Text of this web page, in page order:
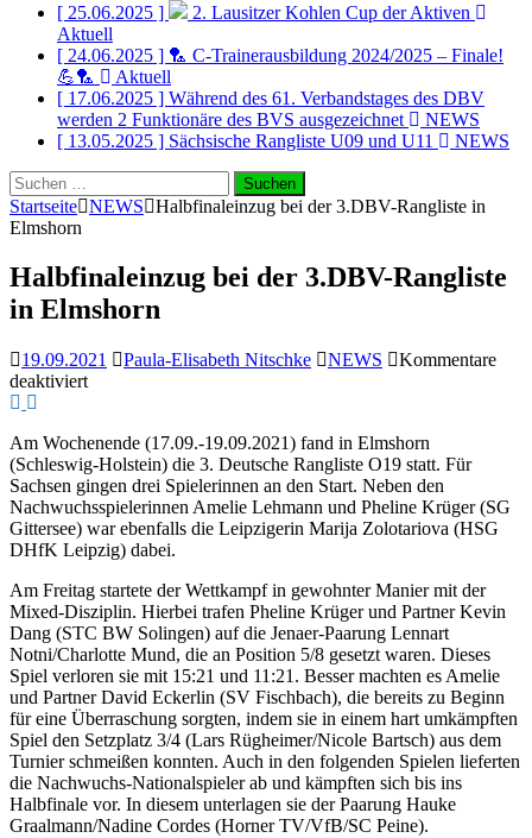
[ 25.06.2025 ]
2. Lausitzer Kohlen Cup der Aktiven
Aktuell
[ 24.06.2025 ] 🏸 C-Trainerausbildung 2024/2025 – Finale!
💪🏸
Aktuell
[ 17.06.2025 ] Während des 61. Verbandstages des DBV
werden 2 Funktionäre des BVS ausgezeichnet
NEWS
[ 13.05.2025 ] Sächsische Rangliste U09 und U11
NEWS
Suchen
nach:
Startseite NEWS
Halbfinaleinzug bei der 3.DBV-Rangliste in
Elmshorn
Halbfinaleinzug bei der 3.DBV-Rangliste
in Elmshorn
19.09.2021 Paula-Elisabeth Nitschke NEWS
Kommentare
deaktiviertfür
der
3.DBV-
Rangliste
in
Elmshorn
Am Wochenende (17.09.-19.09.2021) fand in Elmshorn
(Schleswig-Holstein) die 3. Deutsche Rangliste O19 statt. Für
Sachsen gingen drei Spielerinnen an den Start. Neben den
Nachwuchsspielerinnen Amelie Lehmann und Pheline Krüger (SG
Gittersee) war ebenfalls die Leipzigerin Marija Zolotariova (HSG
DHfK Leipzig) dabei.
Am Freitag startete der Wettkampf in gewohnter Manier mit der
Mixed-Disziplin. Hierbei trafen Pheline Krüger und Partner Kevin
Dang (STC BW Solingen) auf die Jenaer-Paarung Lennart
Notni/Charlotte Mund, die an Position 5/8 gesetzt waren. Dieses
Spiel verloren sie mit 15:21 und 11:21. Besser machten es Amelie
und Partner David Eckerlin (SV Fischbach), die bereits zu Beginn
für eine Überraschung sorgten, indem sie in einem hart umkämpften
Spiel den Setzplatz 3/4 (Lars Rügheimer/Nicole Bartsch) aus dem
Turnier schmeißen konnten. Auch in den folgenden Spielen lieferten
die Nachwuchs-Nationalspieler ab und kämpften sich bis ins
Halbfinale vor. In diesem unterlagen sie der Paarung Hauke
Graalmann/Nadine Cordes (Horner TV/VfB/SC Peine).